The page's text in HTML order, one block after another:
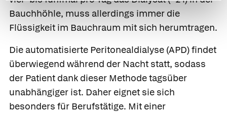
Bauchhöhle, muss allerdings immer die
Flüssigkeit im Bauchraum mit sich herumtragen.
Die automatisierte Peritonealdialyse (APD) findet
überwiegend während der Nacht statt, sodass
der Patient dank dieser Methode tagsüber
unabhängiger ist. Daher eignet sie sich
besonders für Berufstätige. Mit einer